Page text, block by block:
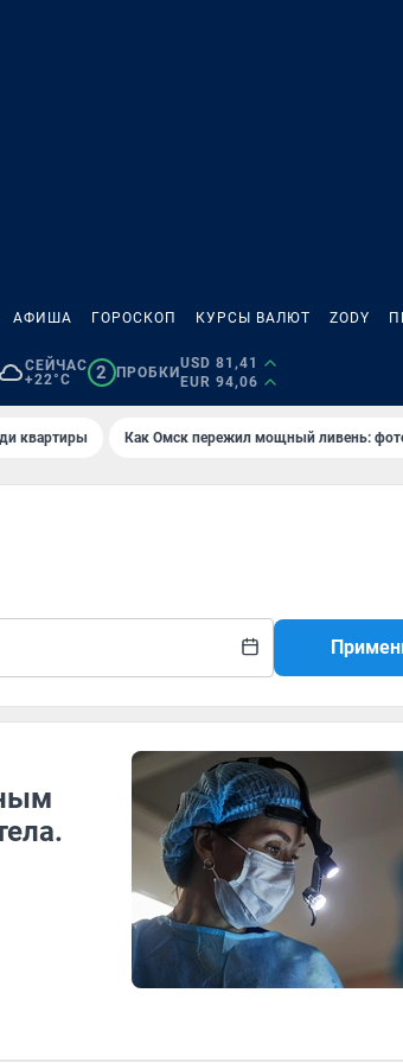
АФИША ГОРОСКОП КУРСЫ ВАЛЮТ ZODY
СЕЙЧАС
+22°C
2 ПРОБКИ
USD 81,41
EUR 94,06
квартиры Как Омск пережил мощный ливень: